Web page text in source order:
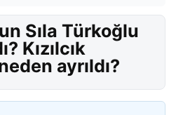
Sıla Türkoğlu
Kızılcık
ayrıldı?